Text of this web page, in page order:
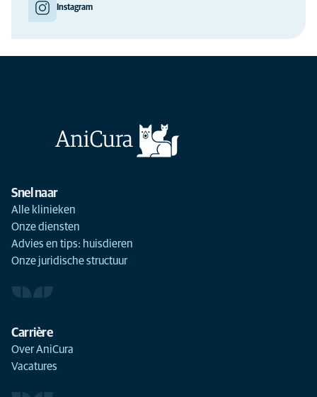
Instagram
Snel naar
Alle klinieken
Onze diensten
Advies en tips: huisdieren
Onze juridische structuur
Carrière
Over AniCura
Vacatures